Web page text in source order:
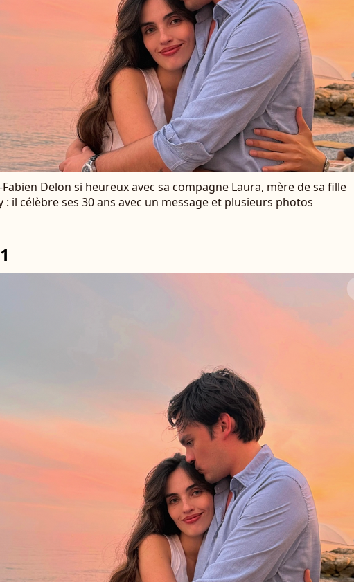
Fabien Delon si heureux avec sa compagne Laura, mère de sa fille
: il célèbre ses 30 ans avec un message et plusieurs photos